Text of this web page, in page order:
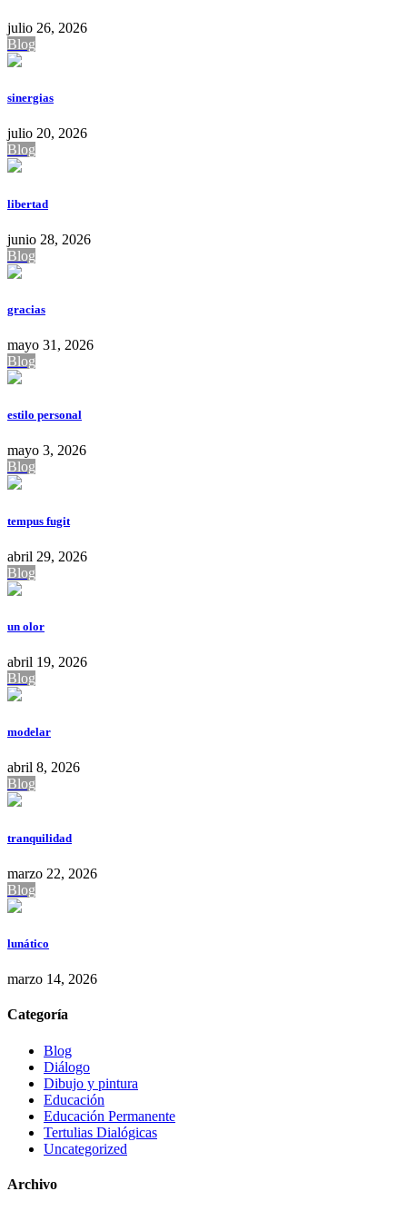
julio 26, 2026
Blog
sinergias
julio 20, 2026
Blog
libertad
junio 28, 2026
Blog
gracias
mayo 31, 2026
Blog
estilo personal
mayo 3, 2026
Blog
tempus fugit
abril 29, 2026
Blog
un olor
abril 19, 2026
Blog
modelar
abril 8, 2026
Blog
tranquilidad
marzo 22, 2026
Blog
lunático
marzo 14, 2026
Categoría
Blog
Diálogo
Dibujo y pintura
Educación
Educación Permanente
Tertulias Dialógicas
Uncategorized
Archivo